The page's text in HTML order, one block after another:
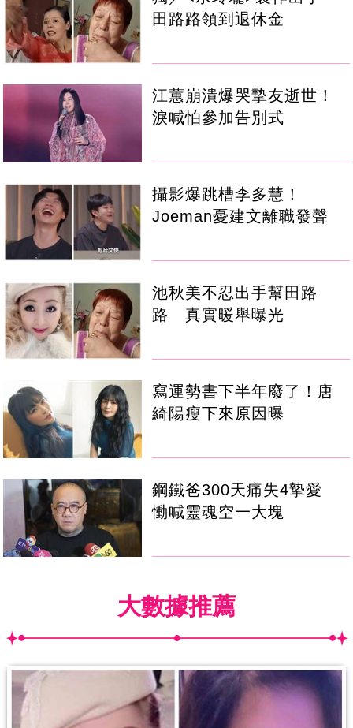
田路路領到退休金
江蕙崩潰爆哭摯友逝世！
淚喊怕參加告別式
攝影爆跳槽李多慧！
Joeman憂建文離職發聲
池秋美不忍出手幫田路
路 真實暖舉曝光
寫運勢書下半年廢了！唐
綺陽瘦下來原因曝
鋼鐵爸300天痛失4摯愛
慟喊靈魂空一大塊
大數據推薦